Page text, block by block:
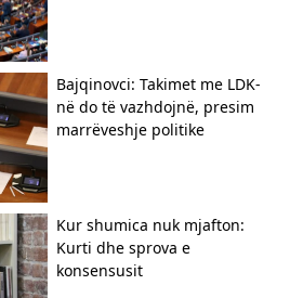
Bajqinovci: Takimet me LDK-
në do të vazhdojnë, presim
marrëveshje politike
Kur shumica nuk mjafton:
Kurti dhe sprova e
konsensusit